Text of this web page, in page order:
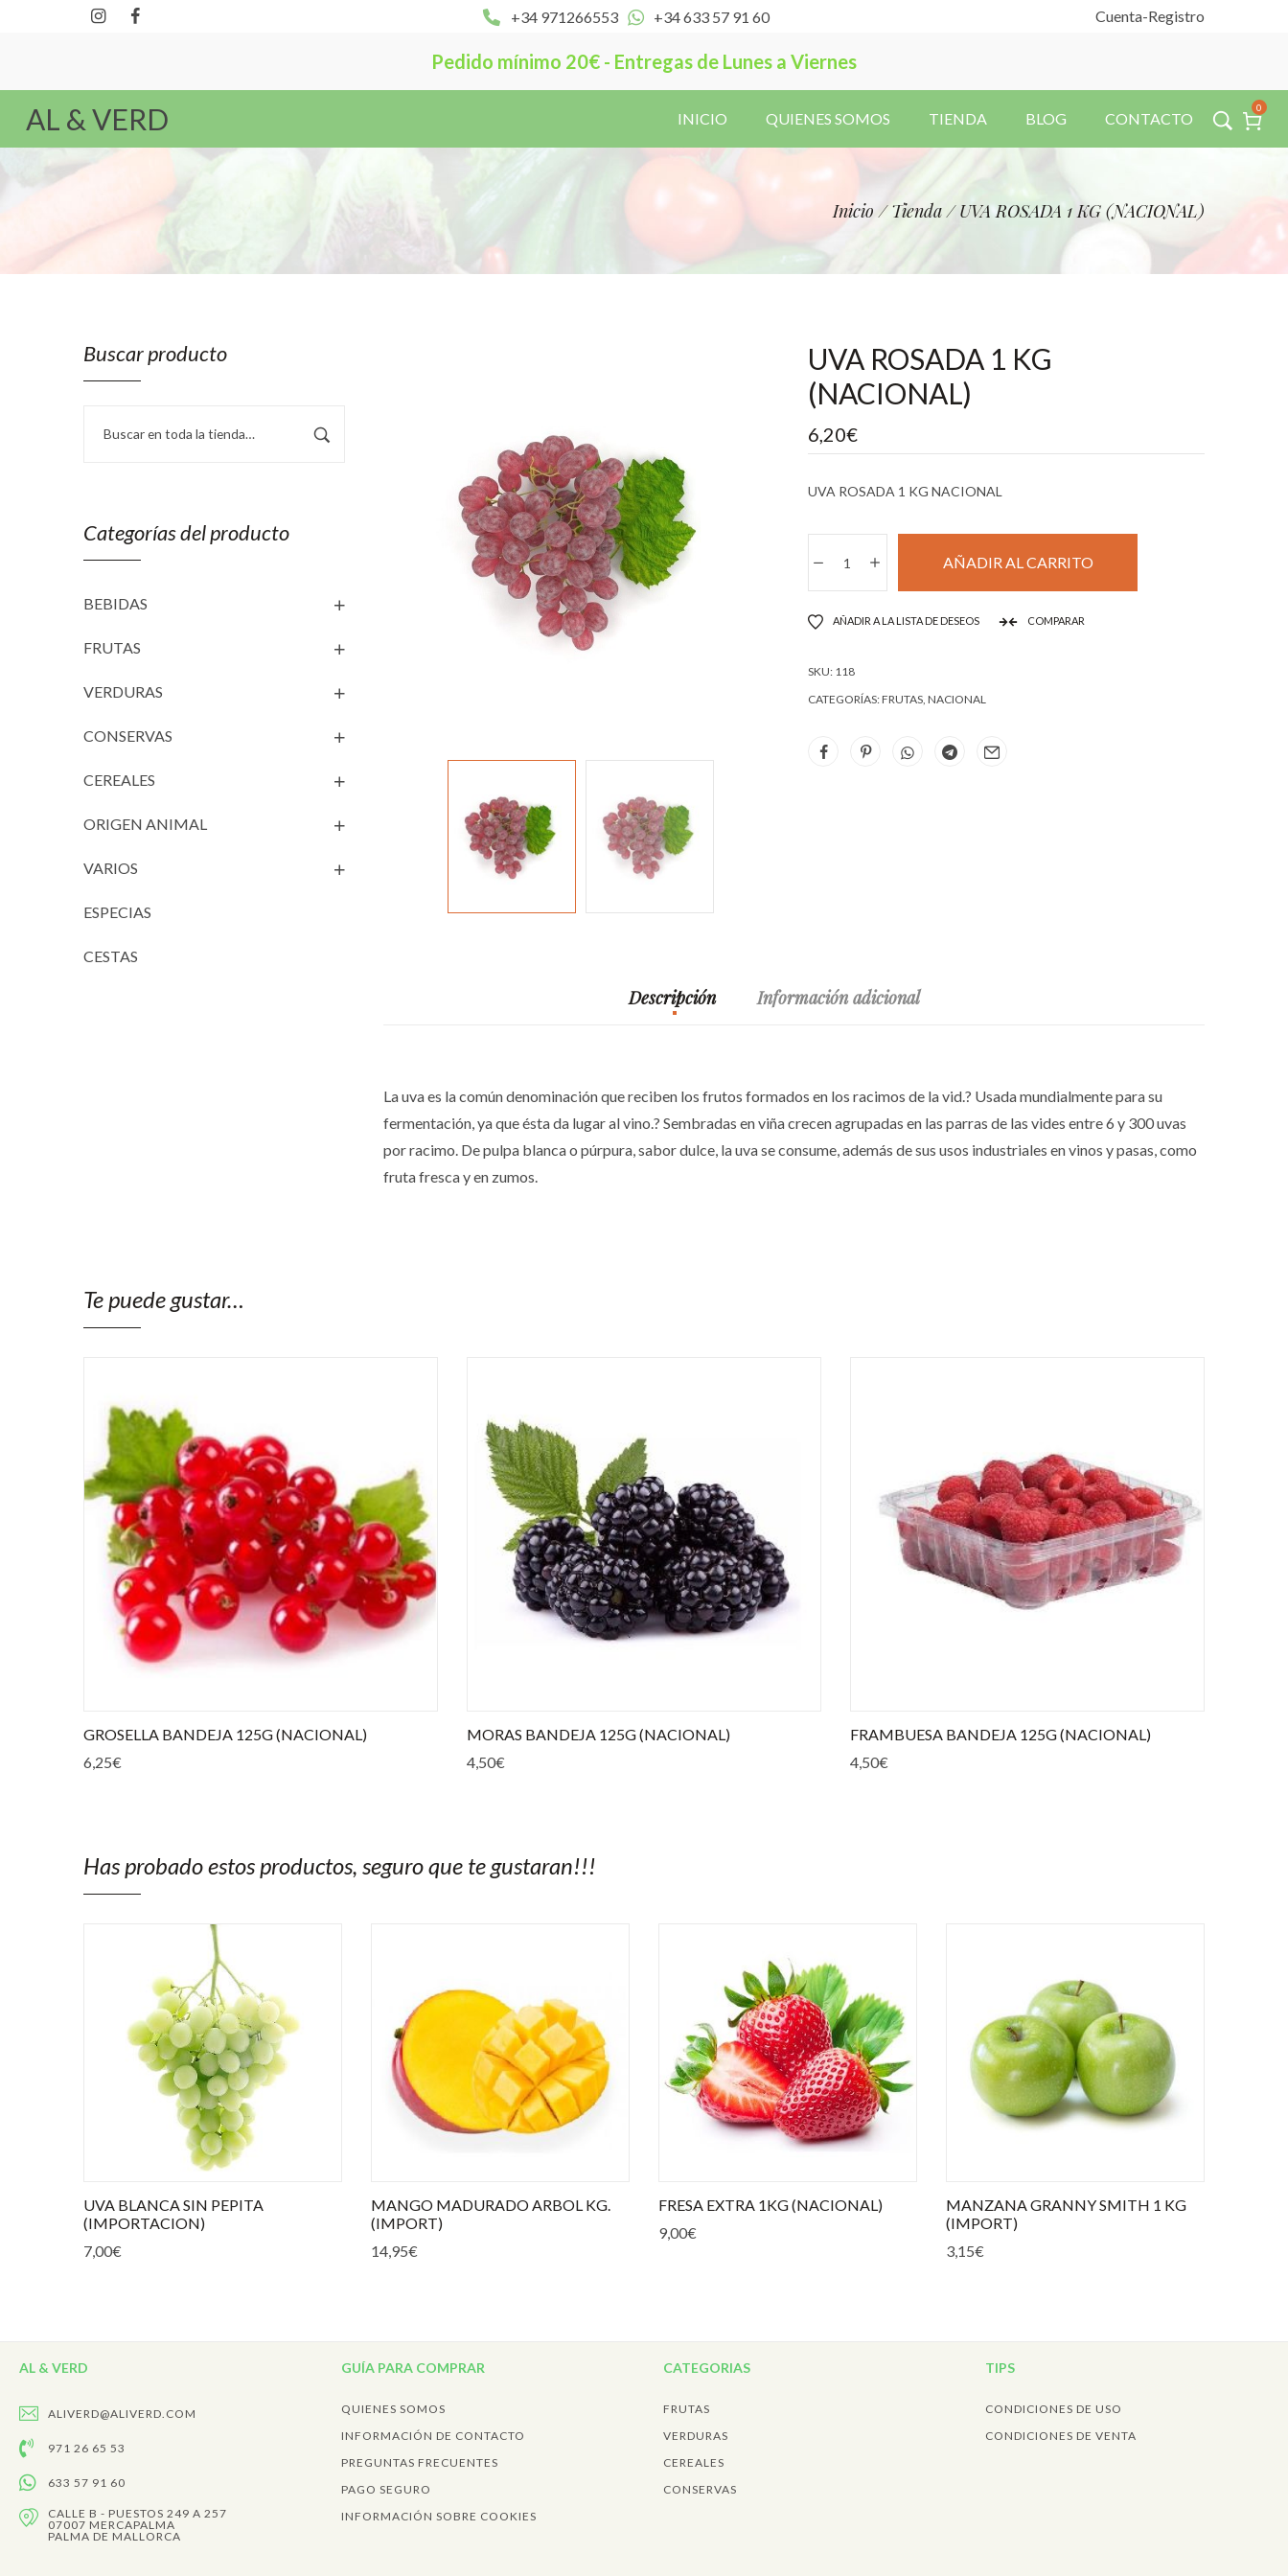
+34 971266553 +34 633 57 91 60 Cuenta-Registro
Pedido mínimo 20€ - Entregas de Lunes a Viernes
AL & VERD INICIO QUIENES SOMOS TIENDA BLOG CONTACTO
0
Inicio / Tienda / UVA ROSADA 1 KG (NACIONAL)
Buscar producto
Categorías del producto
BEBIDAS
FRUTAS
VERDURAS
CONSERVAS
CEREALES
ORIGEN ANIMAL
VARIOS
ESPECIAS
CESTAS
UVA ROSADA 1 KG
(NACIONAL)
6,20€
UVA ROSADA 1 KG NACIONAL
AÑADIR AL CARRITO
AÑADIR A LA LISTA DE DESEOS COMPARAR
SKU: 118
CATEGORÍAS:FRUTAS,NACIONAL
Descripción Información adicional
La uva es la común denominación que reciben los frutos formados en los racimos de la vid.? Usada mundialmente para su
fermentación, ya que ésta da lugar al vino.? Sembradas en viña crecen agrupadas en las parras de las vides entre 6 y 300 uvas
por racimo. De pulpa blanca o púrpura, sabor dulce, la uva se consume, además de sus usos industriales en vinos y pasas, como
fruta fresca y en zumos.
Te puede gustar…
GROSELLA BANDEJA 125G (NACIONAL)
6,25€
MORAS BANDEJA 125G (NACIONAL)
4,50€
FRAMBUESA BANDEJA 125G (NACIONAL)
4,50€
Has probado estos productos, seguro que te gustaran!!!
UVA BLANCA SIN PEPITA
(IMPORTACION)
7,00€
MANGO MADURADO ARBOL KG.
(IMPORT)
14,95€
FRESA EXTRA 1KG (NACIONAL)
9,00€
MANZANA GRANNY SMITH 1 KG
(IMPORT)
3,15€
AL & VERD
ALIVERD@ALIVERD.COM
971 26 65 53
633 57 91 60
CALLE B - PUESTOS 249 A 257
07007 MERCAPALMA
PALMA DE MALLORCA
GUÍA PARA COMPRAR
QUIENES SOMOS
INFORMACIÓN DE CONTACTO
PREGUNTAS FRECUENTES
PAGO SEGURO
INFORMACIÓN SOBRE COOKIES
CATEGORIAS
FRUTAS
VERDURAS
CEREALES
CONSERVAS
TIPS
CONDICIONES DE USO
CONDICIONES DE VENTA